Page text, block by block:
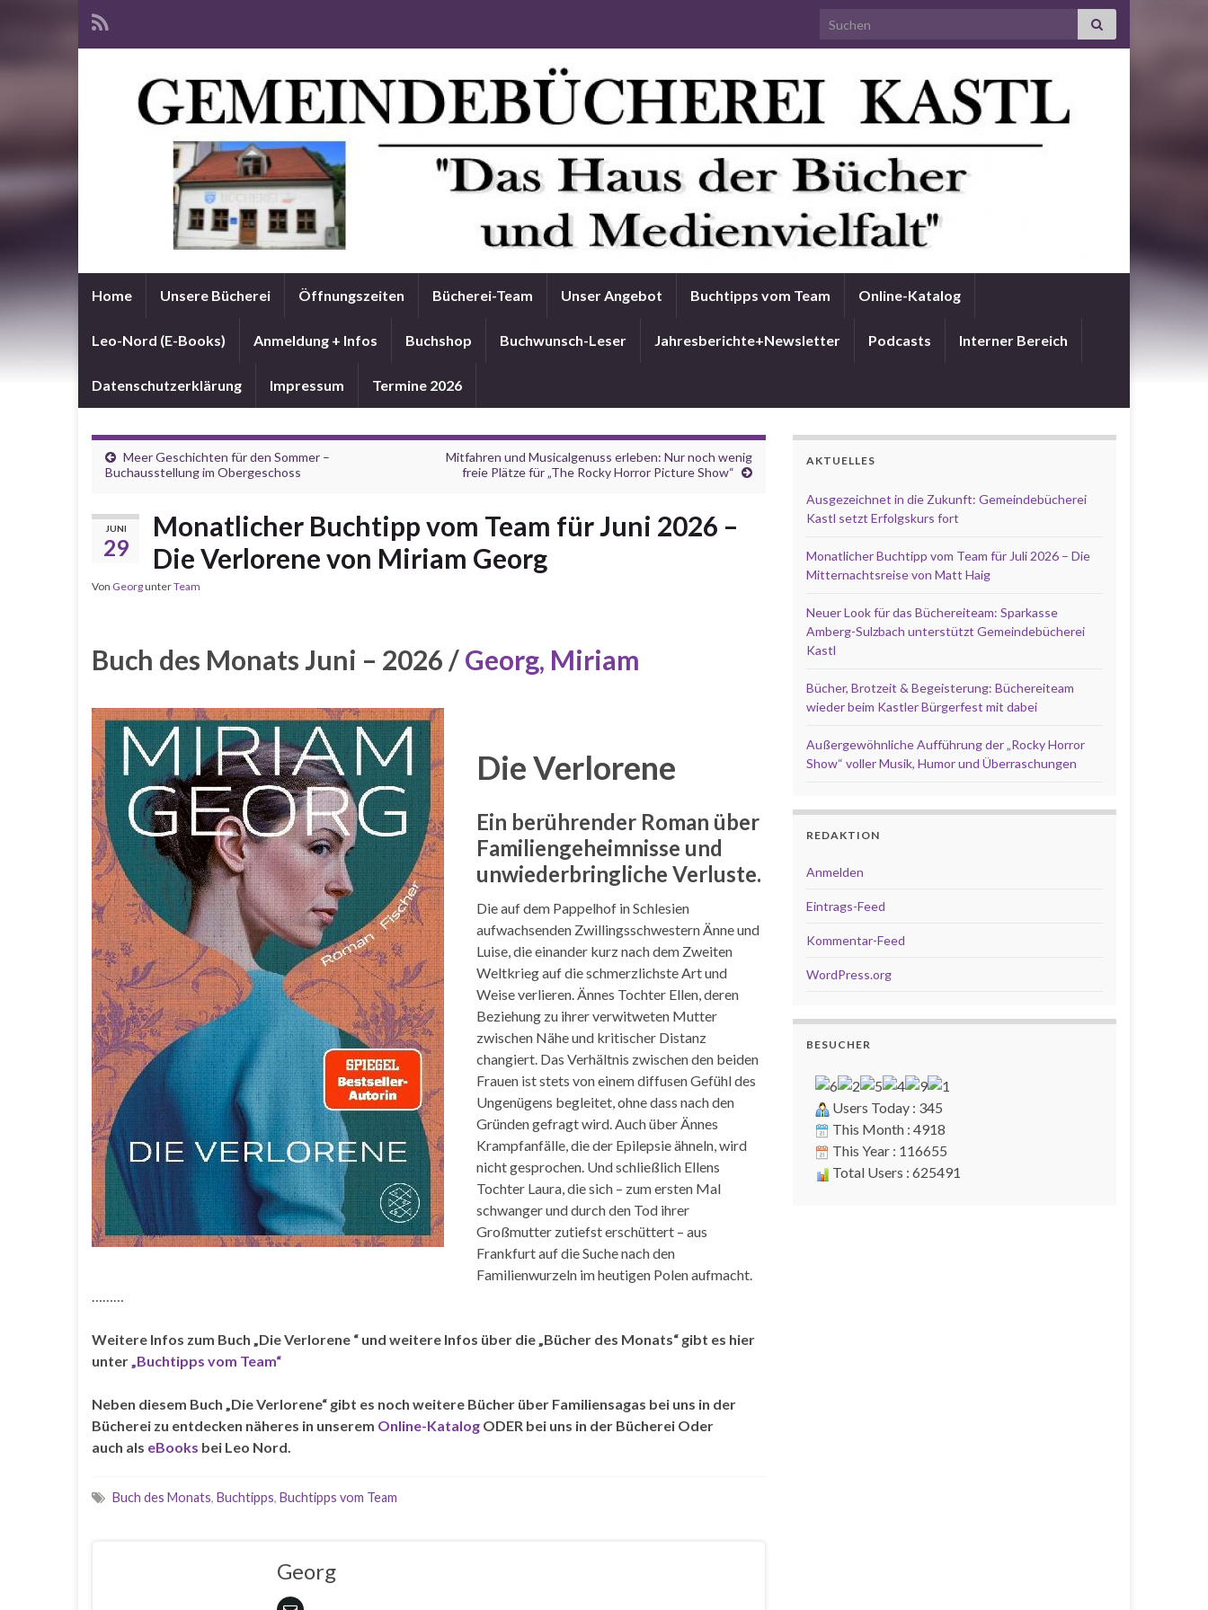
Search for:
Home Unsere Bücherei Öffnungszeiten Bücherei-Team Unser Angebot Buchtipps vom Team Online-Katalog
Leo-Nord (E-Books) Anmeldung + Infos Buchshop Buchwunsch-Leser Jahresberichte+Newsletter Podcasts Interner Bereich
Datenschutzerklärung Impressum Termine 2026
Meer Geschichten für den Sommer –
Buchausstellung im Obergeschoss
Mitfahren und Musicalgenuss erleben: Nur noch wenig
freie Plätze für „The Rocky Horror Picture Show“
JUNI
29
Monatlicher Buchtipp vom Team für Juni 2026 –
Die Verlorene von Miriam Georg
Von GeorgunterTeam
Buch des Monats Juni – 2026 /Georg, Miriam
Die Verlorene
Ein berührender Roman über
Familiengeheimnisse und
unwiederbringliche Verluste.
Die auf dem Pappelhof in Schlesien
aufwachsenden Zwillingsschwestern Änne und
Luise, die einander kurz nach dem Zweiten
Weltkrieg auf die schmerzlichste Art und
Weise verlieren. Ännes Tochter Ellen, deren
Beziehung zu ihrer verwitweten Mutter
zwischen Nähe und kritischer Distanz
changiert. Das Verhältnis zwischen den beiden
Frauen ist stets von einem diffusen Gefühl des
Ungenügens begleitet, ohne dass nach den
Gründen gefragt wird. Auch über Ännes
Krampfanfälle, die der Epilepsie ähneln, wird
nicht gesprochen. Und schließlich Ellens
Tochter Laura, die sich – zum ersten Mal
schwanger und durch den Tod ihrer
Großmutter zutiefst erschüttert – aus
Frankfurt auf die Suche nach den
Familienwurzeln im heutigen Polen aufmacht.
………
Weitere Infos zum Buch „Die Verlorene “ und weitere Infos über die „Bücher des Monats“ gibt es hier
unter„Buchtipps vom Team“
Neben diesem Buch „Die Verlorene“ gibt es noch weitere Bücher über Familiensagas bei uns in der
Bücherei zu entdecken näheres in unserem Online-Katalog ODER bei uns in der Bücherei Oder
auch als eBooks bei Leo Nord.
Buch des Monats, Buchtipps, Buchtipps vom Team
Georg
AKTUELLES
Ausgezeichnet in die Zukunft: Gemeindebücherei
Kastl setzt Erfolgskurs fort
Monatlicher Buchtipp vom Team für Juli 2026 – Die
Mitternachtsreise von Matt Haig
Neuer Look für das Büchereiteam: Sparkasse
Amberg-Sulzbach unterstützt Gemeindebücherei
Kastl
Bücher, Brotzeit & Begeisterung: Büchereiteam
wieder beim Kastler Bürgerfest mit dabei
Außergewöhnliche Aufführung der „Rocky Horror
Show“ voller Musik, Humor und Überraschungen
REDAKTION
Anmelden
Eintrags-Feed
Kommentar-Feed
WordPress.org
BESUCHER
Users Today : 345
This Month : 4918
This Year : 116655
Total Users : 625491